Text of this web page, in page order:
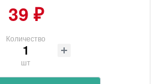
39 ₽
Количество
шт